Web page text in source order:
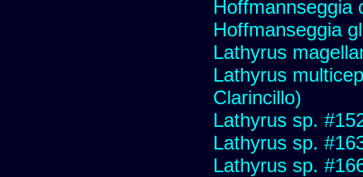
Hoffmannseggia
Hoffmanseggia
Lathyrus
Lathyrus
Clarincillo)
Lathyrus sp.
Lathyrus sp.
Lathyrus sp.